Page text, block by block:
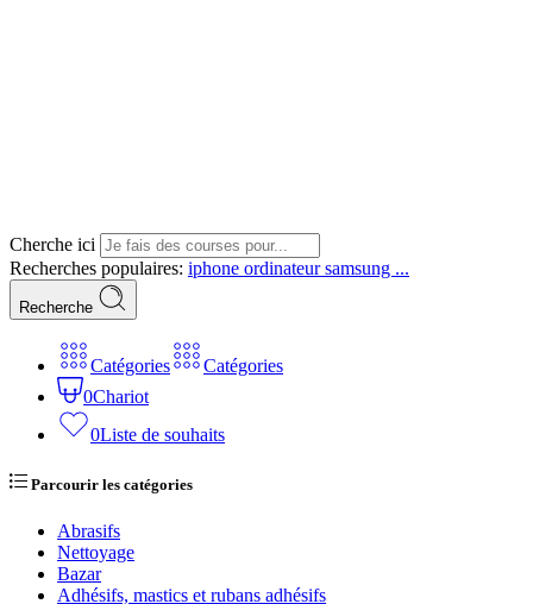
Cherche ici
Recherches populaires: iphone ordinateursamsung ...
Recherche
Catégories
Catégories
0Chariot
0Liste de souhaits
Parcourir les catégories
Abrasifs
Nettoyage
Bazar
Adhésifs, mastics et rubans adhésifs